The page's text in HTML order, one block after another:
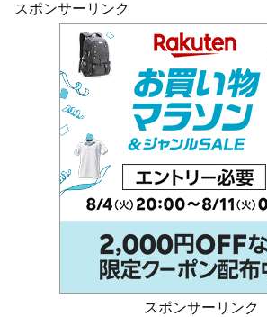
スポンサーリンク
スポンサーリンク